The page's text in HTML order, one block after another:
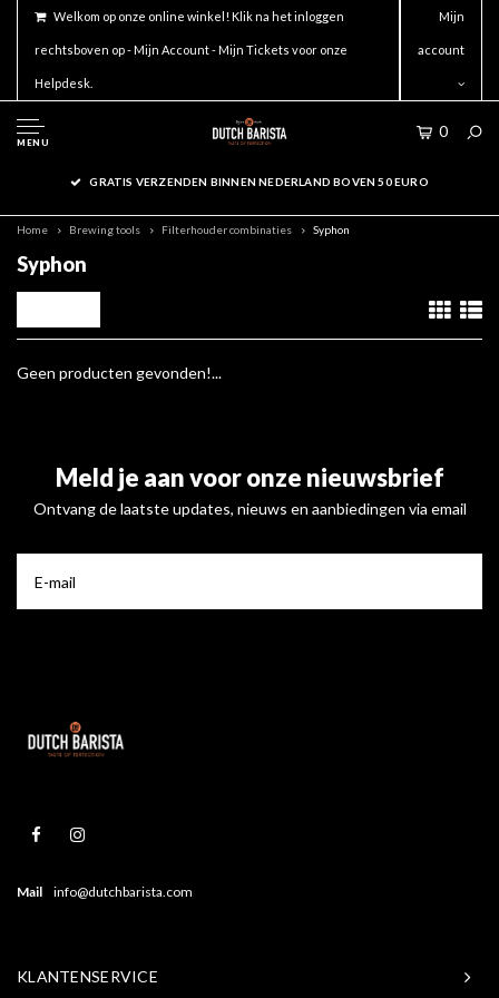
Welkom op onze online winkel! Klik na het inloggen
rechtsboven op - Mijn Account - Mijn Tickets voor onze
Helpdesk.
Mijn
account
MENU
0
GRATIS VERZENDEN BINNEN NEDERLAND BOVEN 50 EURO
Home Brewing tools Filterhouder combinaties Syphon
Syphon
Geen producten gevonden!...
Meld je aan voor onze nieuwsbrief
Ontvang de laatste updates, nieuws en aanbiedingen via email
Mail info@dutchbarista.com
KLANTENSERVICE